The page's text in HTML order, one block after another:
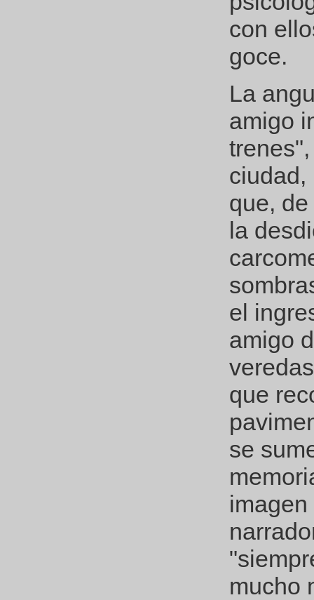
con
goce.
La
amigo
ciudad,
que,
la
el
amigo
que
se
mucho